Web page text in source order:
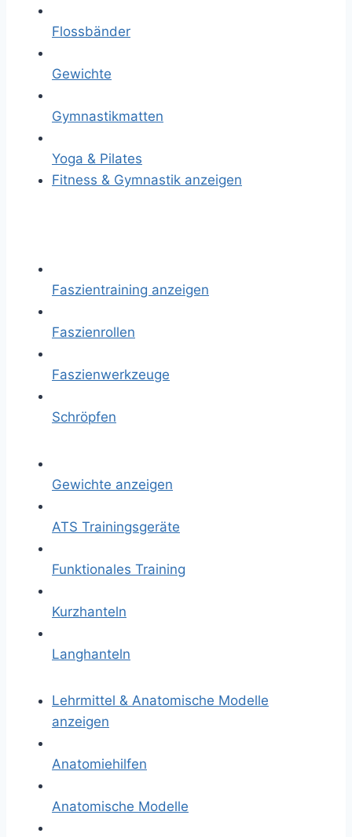
Flossbänder
Gewichte
Gymnastikmatten
Yoga & Pilates
Fitness & Gymnastik anzeigen
Faszientraining anzeigen
Faszienrollen
Faszienwerkzeuge
Schröpfen
Gewichte anzeigen
ATS Trainingsgeräte
Funktionales Training
Kurzhanteln
Langhanteln
Lehrmittel & Anatomische Modelle
anzeigen
Anatomiehilfen
Anatomische Modelle